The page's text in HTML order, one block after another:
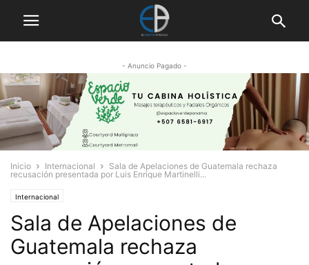
- Anuncio Pagado -
Inicio Internacional
Sala de Apelaciones de Guatemala rechaza
recusación presentada por Luis Enrique Martinelli...
Internacional
Sala de Apelaciones de
Guatemala rechaza